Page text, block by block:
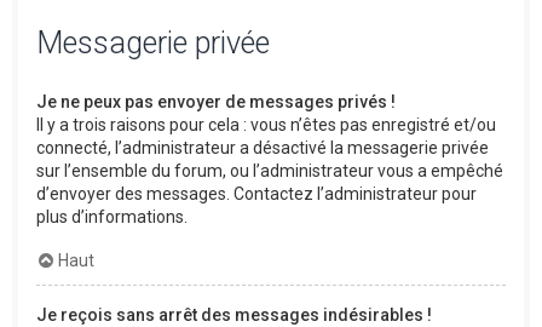
Messagerie privée
Je ne peux pas envoyer de messages privés !
Il y a trois raisons pour cela : vous n’êtes pas enregistré et/ou
connecté, l’administrateur a désactivé la messagerie privée
sur l’ensemble du forum, ou l’administrateur vous a empêché
d’envoyer des messages. Contactez l’administrateur pour
plus d’informations.
Haut
Je reçois sans arrêt des messages indésirables !